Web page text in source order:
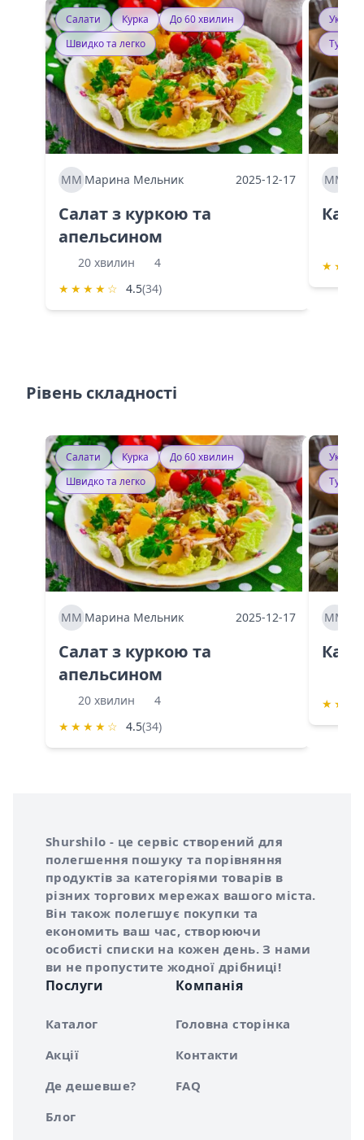
Салати Курка
До 60 хвилин
Швидко та легко
ММ Марина Мельник 2025-12-17
Салат з куркою та
апельсином
20 хвилин
4
★ ★ ★ ★ ☆ 4.5(34)
ММ
★ ★
Рівень складності
Салати Курка
До 60 хвилин
Швидко та легко
ММ Марина Мельник 2025-12-17
Салат з куркою та
апельсином
20 хвилин
4
★ ★ ★ ★ ☆ 4.5(34)
ММ
★ ★
Про сервіс Shurshilo
Shurshilo - це сервіс створений для
полегшення пошуку та порівняння
продуктів за категоріями товарів в
різних торгових мережах вашого міста.
Він також полегшує покупки та
економить ваш час, створюючи
особисті списки на кожен день. З нами
ви не пропустите жодної дрібниці!
Послуги
Каталог
Акції
Де дешевше?
Блог
Компанія
Головна сторінка
Контакти
FAQ